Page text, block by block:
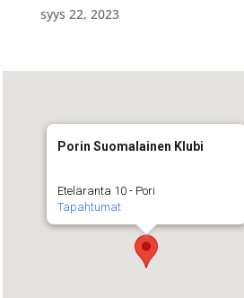
syys 22, 2023
Porin Suomalainen Klubi
Eteläranta 10 - Pori
Tapahtumat